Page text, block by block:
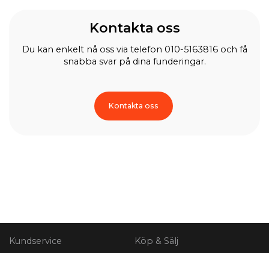
Kontakta oss
Du kan enkelt nå oss via telefon 010-5163816 och få
snabba svar på dina funderingar.
Kontakta oss
Kundservice
Köp & Sälj